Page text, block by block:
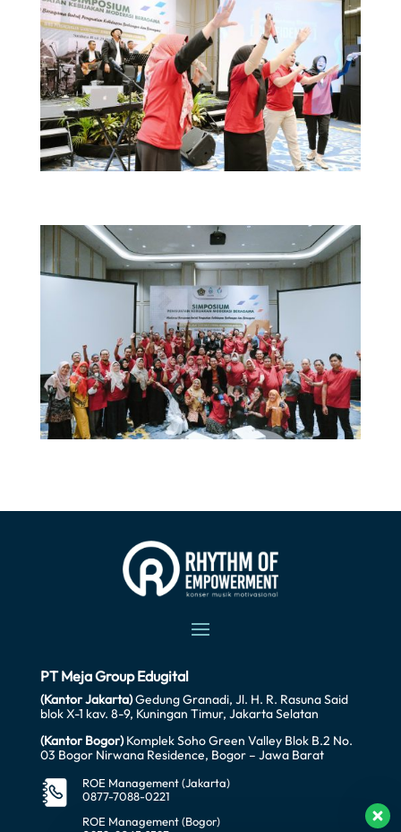
PT Meja Group Edugital
(Kantor Jakarta)Gedung Granadi, Jl. H. R. Rasuna Said
blok X-1 kav. 8-9, Kuningan Timur, Jakarta Selatan
(Kantor Bogor)Komplek Soho Green Valley Blok B.2 No.
03 Bogor Nirwana Residence, Bogor – Jawa Barat
ROE Management (Jakarta)
0877-7088-0221
ROE Management (Bogor)